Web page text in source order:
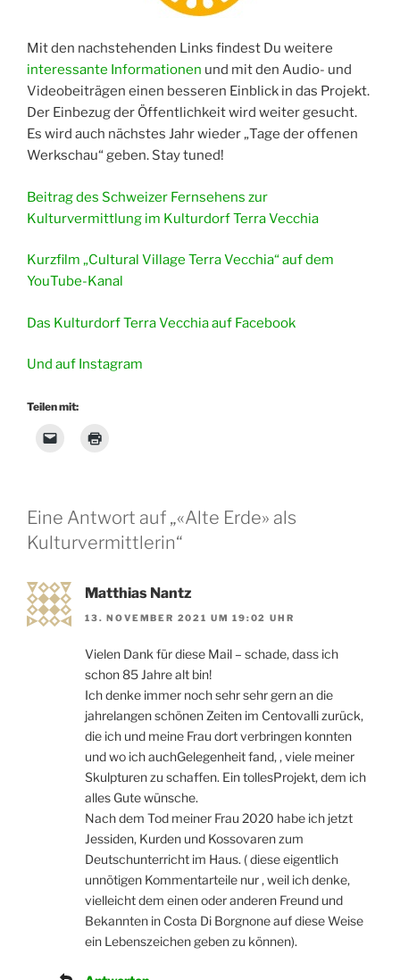
Mit den nachstehenden Links findest Du weitere
interessante Informationen und mit den Audio- und
Videobeiträgen einen besseren Einblick in das Projekt.
Der Einbezug der Öffentlichkeit wird weiter gesucht.
Es wird auch nächstes Jahr wieder „Tage der offenen
Werkschau“ geben. Stay tuned!
Beitrag des Schweizer Fernsehens zur
Kulturvermittlung im Kulturdorf Terra Vecchia
Kurzfilm „Cultural Village Terra Vecchia“ auf dem
YouTube-Kanal
Das Kulturdorf Terra Vecchia auf Facebook
Und auf Instagram
Teilen mit:
Eine Antwort auf „«Alte Erde» als
Kulturvermittlerin“
Matthias Nantz
13. NOVEMBER 2021 UM 19:02 UHR
Vielen Dank für diese Mail – schade, dass ich
schon 85 Jahre alt bin!
Ich denke immer noch sehr sehr gern an die
jahrelangen schönen Zeiten im Centovalli zurück,
die ich und meine Frau dort verbringen konnten
und wo ich auchGelegenheit fand, , viele meiner
Skulpturen zu schaffen. Ein tollesProjekt, dem ich
alles Gute wünsche.
Nach dem Tod meiner Frau 2020 habe ich jetzt
Jessiden, Kurden und Kossovaren zum
Deutschunterricht im Haus. ( diese eigentlich
unnötigen Kommentarteile nur , weil ich denke,
vielleicht dem einen oder anderen Freund und
Bekannten in Costa Di Borgnone auf diese Weise
ein Lebenszeichen geben zu können).